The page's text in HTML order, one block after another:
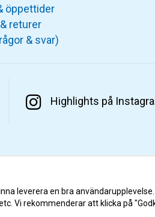
öppettider
returer
& svar)
Highlights på
leverera en bra
Vi rekommenderar att klicka på